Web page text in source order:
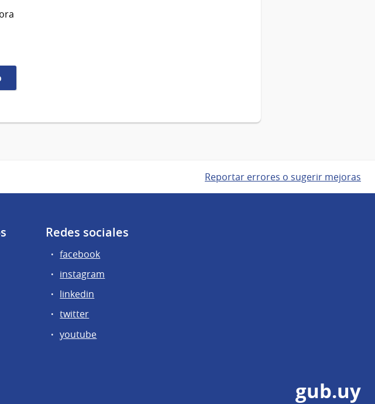
Reportar errores o sugerir mejoras
Redes sociales
facebook
instagram
linkedin
twitter
youtube
gub.uy